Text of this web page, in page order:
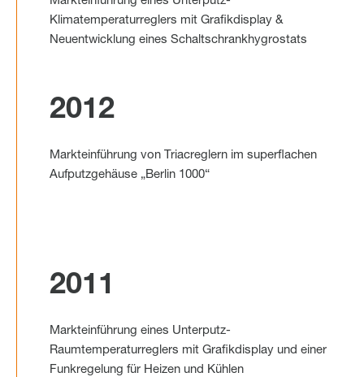
Klimatemperaturreglers mit Grafikdisplay &
Neuentwicklung eines Schaltschrankhygrostats
2012
Markteinführung von Triacreglern im superflachen
Aufputzgehäuse „Berlin 1000“
2011
Markteinführung eines Unterputz-
Raumtemperaturreglers mit Grafikdisplay und einer
Funkregelung für Heizen und Kühlen